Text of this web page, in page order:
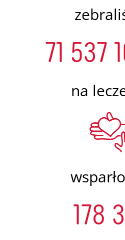
71 537
na
178